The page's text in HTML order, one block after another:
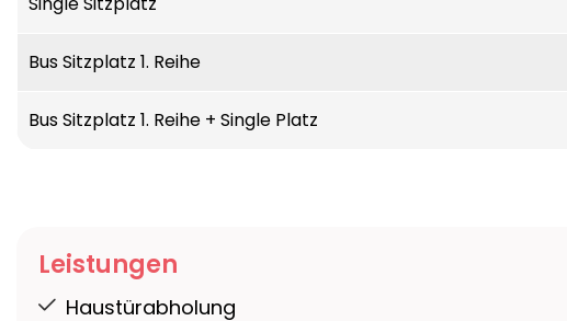
Bus Sitzplatz 1. Reihe
Bus Sitzplatz 1. Reihe + Single Platz
Leistungen
Haustürabholung